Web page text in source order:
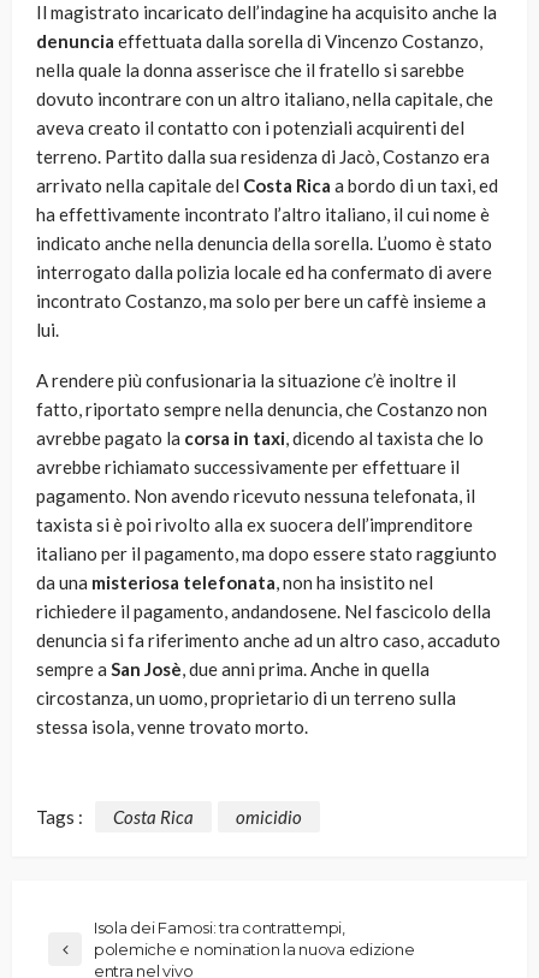
Il magistrato incaricato dell’indagine ha acquisito anche la
denuncia effettuata dalla sorella di Vincenzo Costanzo,
nella quale la donna asserisce che il fratello si sarebbe
dovuto incontrare con un altro italiano, nella capitale, che
aveva creato il contatto con i potenziali acquirenti del
terreno. Partito dalla sua residenza di Jacò, Costanzo era
arrivato nella capitale del Costa Rica a bordo di un taxi, ed
ha effettivamente incontrato l’altro italiano, il cui nome è
indicato anche nella denuncia della sorella. L’uomo è stato
interrogato dalla polizia locale ed ha confermato di avere
incontrato Costanzo, ma solo per bere un caffè insieme a
lui.
A rendere più confusionaria la situazione c’è inoltre il
fatto, riportato sempre nella denuncia, che Costanzo non
avrebbe pagato la corsa in taxi, dicendo al taxista che lo
avrebbe richiamato successivamente per effettuare il
pagamento. Non avendo ricevuto nessuna telefonata, il
taxista si è poi rivolto alla ex suocera dell’imprenditore
italiano per il pagamento, ma dopo essere stato raggiunto
da una misteriosa telefonata, non ha insistito nel
richiedere il pagamento, andandosene. Nel fascicolo della
denuncia si fa riferimento anche ad un altro caso, accaduto
sempre a San Josè, due anni prima. Anche in quella
circostanza, un uomo, proprietario di un terreno sulla
stessa isola, venne trovato morto.
Tags : Costa Rica omicidio
Isola dei Famosi: tra contrattempi,
polemiche e nomination la nuova edizione
entra nel vivo